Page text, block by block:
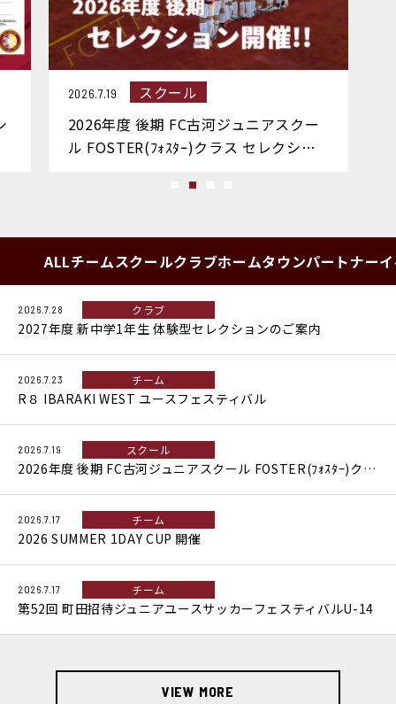
2026.7.19
スクール
2026年度 後期 FC古河ジュニアスクー
ル FOSTER(ﾌｫｽﾀｰ)クラス セレクショ
ALLチームスクールクラブホームタウンパートナー
2026.7.28 クラブ
2027年度 新中学1年生 体験型セレクションのご案内
2026.7.23 チーム
R８ IBARAKI WEST ユースフェスティバル
2026.7.19 スクール
2026年度 後期 FC古河ジュニアスクール FOSTER(ﾌｫｽﾀｰ)クラス セレクション開催のお知らせ
2026.7.17 チーム
2026 SUMMER 1DAY CUP 開催
2026.7.17 チーム
第52回 町田招待ジュニアユースサッカーフェスティバルU-14
VIEW MORE